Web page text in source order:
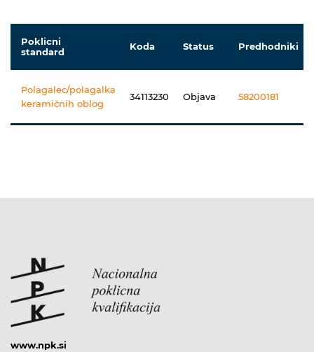
Poklicni
standard
Koda Status Predhodniki
Polagalec/polagalka
keramičnih oblog
34113230 Objava 58200181
www.npk.si